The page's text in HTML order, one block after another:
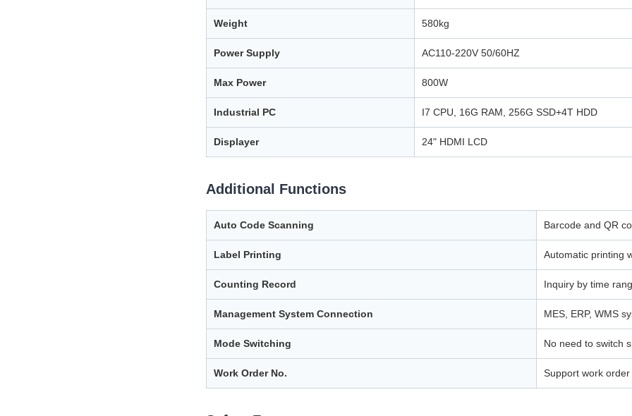
Weight 580kg
Power Supply AC110-220V 50/60HZ
Max Power 800W
Industrial PC I7 CPU, 16G RAM, 256G SSD+4T HDD
Displayer 24" HDMI LCD
Additional Functions
Auto Code Scanning Barcode and QR
Label Printing Automatic printing
Counting Record Inquiry by time
Management System Connection MES, ERP, WMS
Mode Switching No need to switch
Work Order No. Support work